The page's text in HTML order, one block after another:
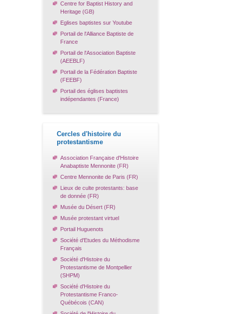
Centre for Baptist History and
Heritage (GB)
Eglises baptistes sur Youtube
Portail de l'Alliance Baptiste de
France
Portail de l'Association Baptiste
(AEEBLF)
Portail de la Fédération Baptiste
(FEEBF)
Portail des églises baptistes
indépendantes (France)
Cercles d'histoire du
protestantisme
Association Française d'Histoire
Anabaptiste Mennonite (FR)
Centre Mennonite de Paris (FR)
Lieux de culte protestants: base
de donnée (FR)
Musée du Désert (FR)
Musée protestant virtuel
Portail Huguenots
Société d'Etudes du Méthodisme
Français
Société d'Histoire du
Protestantisme de Montpellier
(SHPM)
Société d'Histoire du
Protestantisme Franco-
Québécois (CAN)